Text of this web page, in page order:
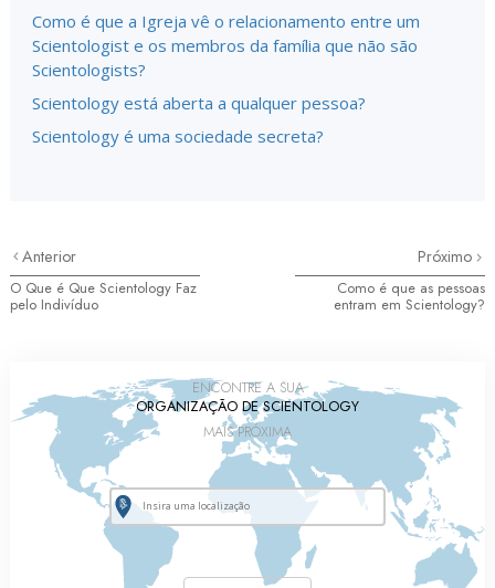
Como é que a Igreja vê o relacionamento entre um
Scientologist e os membros da família que não são
Scientologists?
Scientology está aberta a qualquer pessoa?
Scientology é uma sociedade secreta?
Anterior
O Que é Que Scientology Faz
pelo Indivíduo
Próximo
Como é que as pessoas
entram em Scientology?
ENCONTRE A SUA
ORGANIZAÇÃO DE SCIENTOLOGY
MAIS PRÓXIMA